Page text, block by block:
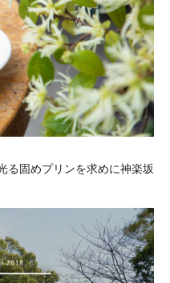
る固めプリンを求めに神楽坂